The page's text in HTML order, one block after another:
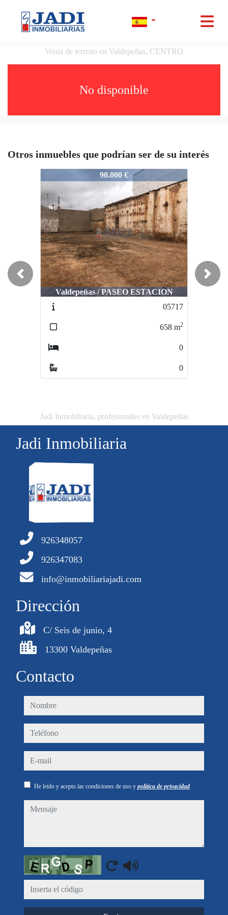
Venta de terreno en Valdepeñas, CENTRO
No disponible
Otros inmuebles que podrían ser de su interés
90.000 €
Valdepeñas / PASEO ESTACION
05717
658 m2
0
0
Previous Next
Jadi Inmobiliaria, profesionales en Valdepeñas
Jadi Inmobiliaria
926348057
926347083
info@inmobiliariajadi.com
Dirección
C/ Seis de junio, 4
13300 Valdepeñas
Contacto
nombre
teléfono
e-mail
He leído y acepto las condiciones de uso y política de privacidad
mensaje
Captcha